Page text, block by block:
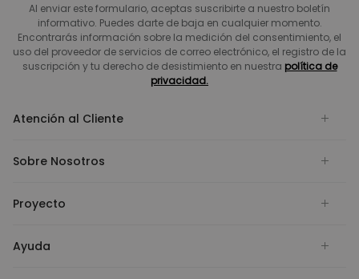
Al enviar este formulario, aceptas suscribirte a nuestro boletín
informativo. Puedes darte de baja en cualquier momento.
Encontrarás información sobre la medición del consentimiento, el
uso del proveedor de servicios de correo electrónico, el registro de la
suscripción y tu derecho de desistimiento en nuestra política de
privacidad.
Atención al Cliente
Sobre Nosotros
Proyecto
Ayuda